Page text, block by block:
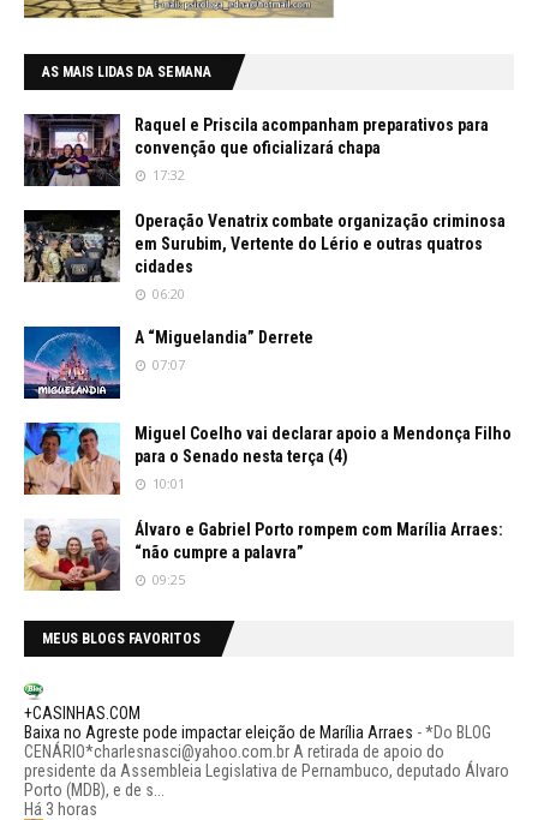
AS MAIS LIDAS DA SEMANA
Raquel e Priscila acompanham preparativos para
convenção que oficializará chapa
17:32
Operação Venatrix combate organização criminosa
em Surubim, Vertente do Lério e outras quatros
cidades
06:20
A “Miguelandia” Derrete
07:07
Miguel Coelho vai declarar apoio a Mendonça Filho
para o Senado nesta terça (4)
10:01
Álvaro e Gabriel Porto rompem com Marília Arraes:
“não cumpre a palavra”
09:25
MEUS BLOGS FAVORITOS
+CASINHAS.COM
Baixa no Agreste pode impactar eleição de Marília Arraes -*Do BLOG
CENÁRIO*charlesnasci@yahoo.com.br A retirada de apoio do
presidente da Assembleia Legislativa de Pernambuco, deputado Álvaro
Porto (MDB), e de s...
Há 3 horas